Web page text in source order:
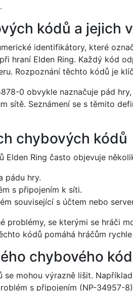
kódů a jejich
identifikátory, které
hraní Elden Ring. Každý kód
Rozpoznání těchto kódů je
0 obvykle naznačuje pád
sítě. Seznámení se s těmito
chybových kódů
Elden Ring často objevuje
pádu hry.
s připojením k síti.
související s účtem nebo
problémy, se kterými se hráči
kódů pomáhá hráčům
chybového
se mohou výrazně lišit.
s připojením (NP-34957-